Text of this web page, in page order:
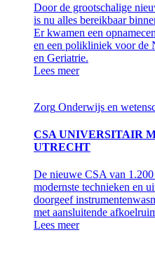
Door de grootschalige
is nu alles bereikbaar
Er kwamen een
en een polikliniek voor de
en Geriatrie.
Lees meer
Zorg Onderwijs en
CSA UNIVERSITAIR
UTRECHT
De nieuwe CSA van
modernste technieken en
doorgeef
met aansluitende
Lees meer